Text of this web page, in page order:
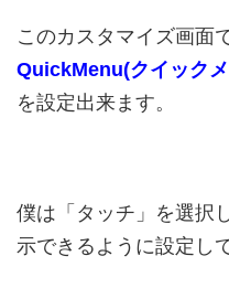
このカスタマイズ画面
QuickMenu(クイック
を設定出来ます。
僕は「タッチ」を選択
示できるように設定し